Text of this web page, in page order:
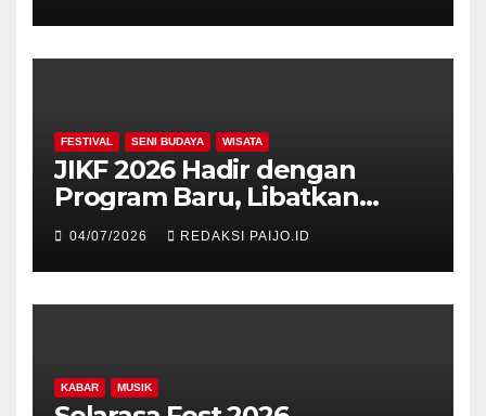
FESTIVAL SENI BUDAYA WISATA
JIKF 2026 Hadir dengan
Program Baru, Libatkan
Delegasi dari 17 Negara dan
Ratusan Volunteer
04/07/2026 REDAKSI PAIJO.ID
KABAR MUSIK